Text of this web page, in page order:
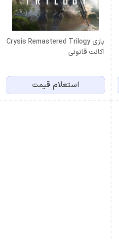
بازی Crysis Remastered Trilogy
اکانت قانونی
استعلام قیمت